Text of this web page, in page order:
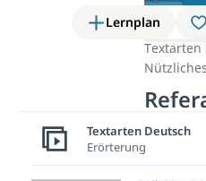
Lernplan
Textarten
Textarten Deutsch
Erörterung